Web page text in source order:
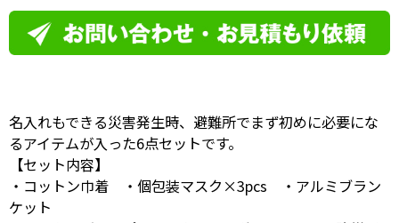
名入れもできる災害発生時、避難所でまず初めに必要にな
るアイテムが入った6点セットです。
【セット内容】
・コットン巾着 ・個包装マスク×3pcs ・アルミブラン
ケット